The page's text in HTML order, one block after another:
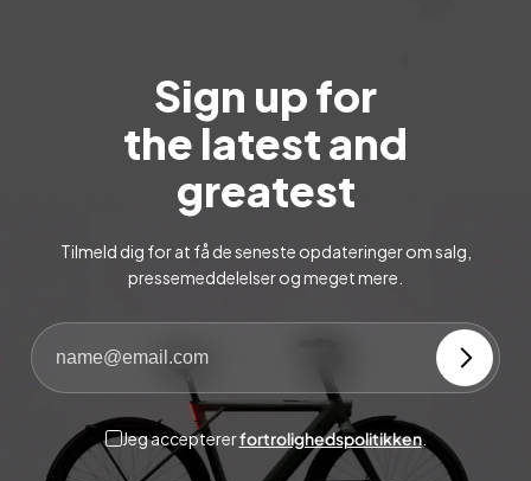
Sign up for
the latest and
greatest
Tilmeld dig for at få de seneste opdateringer om salg,
pressemeddelelser og meget mere.
Jeg acceptererfortrolighedspolitikken.